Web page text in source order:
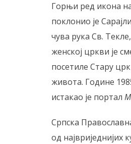
Горњи ред икона
поклонио је
чува рука Св.
женској цркви је
посетиле Стару
живота. Године
истакао је портал
Српска
од највриједнијих